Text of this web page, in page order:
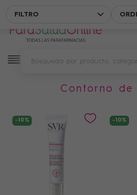
FILTRO
contorno de
-10% -10%